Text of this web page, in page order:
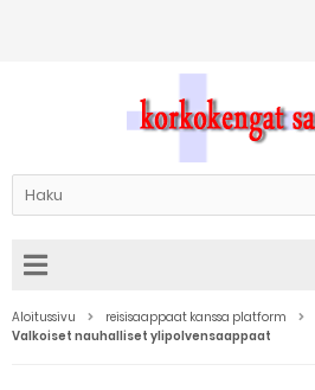
Aloitussivu reisisaappaat kanssa platform
Valkoiset nauhalliset ylipolvensaappaat